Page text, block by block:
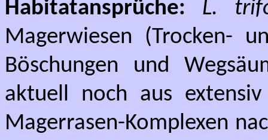
Habitatansprüche:
L.
Magerwiesen (Trocken-
Böschungen und
aktuell noch aus
Magerrasen-Komplexen